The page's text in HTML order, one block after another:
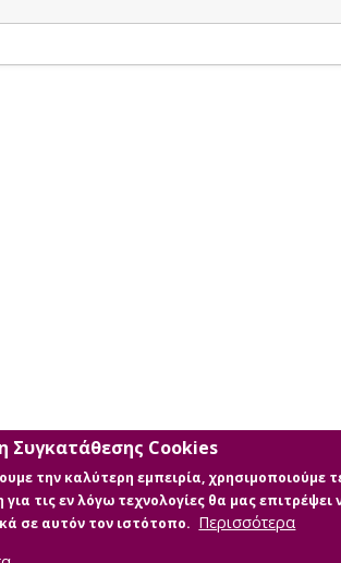
Συγκατάθεσης Cookies
την καλύτερη εμπειρία,
τις εν λόγω τεχνολογίες θα μας
σε αυτόν τον ιστότοπο. Περισσότερα